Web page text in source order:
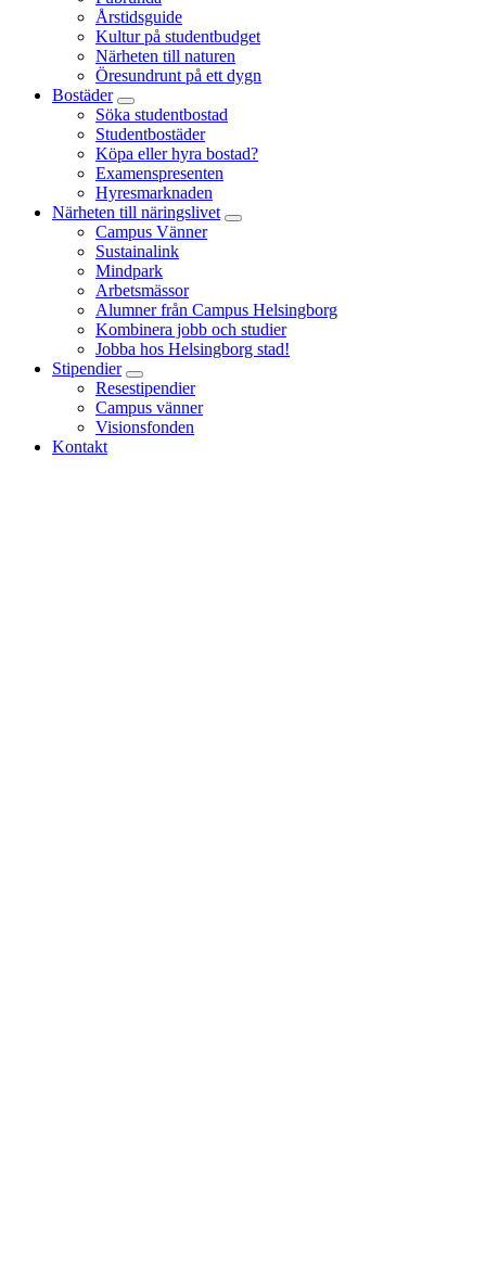
Årstidsguide
Kultur på studentbudget
Närheten till naturen
Öresundrunt på ett dygn
Bostäder
Söka studentbostad
Studentbostäder
Köpa eller hyra bostad?
Examenspresenten
Hyresmarknaden
Närheten till näringslivet
Campus Vänner
Sustainalink
Mindpark
Arbetsmässor
Alumner från Campus Helsingborg
Kombinera jobb och studier
Jobba hos Helsingborg stad!
Stipendier
Resestipendier
Campus vänner
Visionsfonden
Kontakt